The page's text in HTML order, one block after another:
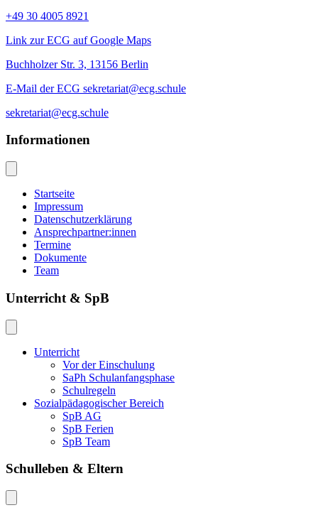
+49 30 4005 8921
Link zur ECG auf Google Maps
Buchholzer Str. 3, 13156 Berlin
E-Mail der ECG sekretariat@ecg.schule
sekretariat@ecg.schule
Informationen
Startseite
Impressum
Datenschutzerklärung
Ansprechpartner:innen
Termine
Dokumente
Team
Unterricht & SpB
Unterricht
Vor der Einschulung
SaPh Schulanfangsphase
Schulregeln
Sozialpädagogischer Bereich
SpB AG
SpB Ferien
SpB Team
Schulleben & Eltern